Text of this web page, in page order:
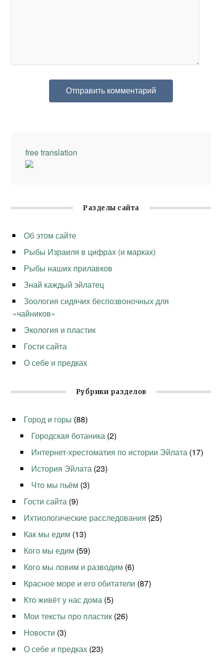
free translation
Разделы сайта
Об этом сайте
Рыбы Израиля в цифрах (и марках)
Рыбы наших прилавков
Знай каждый эйлатец
Зоология сидячих беспозвоночных для
«чайников»
Экология и пластик
Гости сайта
О себе и предках
Рубрики разделов
Город и горы (88)
Городская ботаника (2)
Интернет-хрестоматия по истории Эйлата (17)
История Эйлата (23)
Что мы пьём (3)
Гости сайта (9)
Ихтиологические расследования (25)
Как мы едим (13)
Кого мы едим (59)
Кого мы ловим и разводим (6)
Красное море и его обитатели (87)
Кто живёт у нас дома (5)
Мои тексты про пластик (26)
Новости (3)
О себе и предках (23)